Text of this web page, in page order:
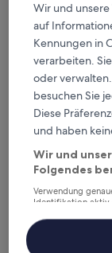
Verdiene
Mehr
Überprüfe
Wir und unsere
auf
Kennungen in
verarbeiten.
oder
besuchen Sie
Diese
und haben
Wir und
Folgendes
Verwendung
Identifikation aktiv
Inhalte, Messung